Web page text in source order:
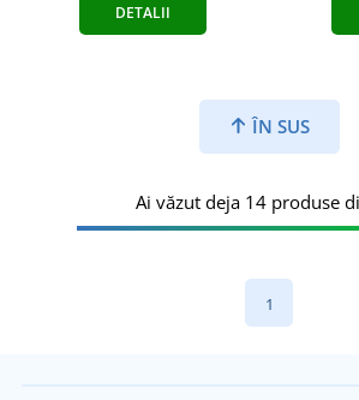
DETALII
ÎN SUS
Ai văzut deja 14 produse
1